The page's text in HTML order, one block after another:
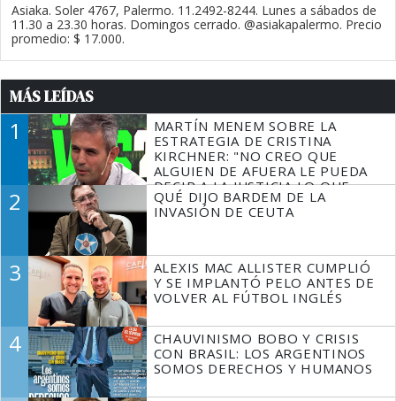
Asiaka. Soler 4767, Palermo. 11.2492-8244. Lunes a sábados de
11.30 a 23.30 horas. Domingos cerrado. @asiakapalermo. Precio
promedio: $ 17.000.
MÁS LEÍDAS
1
MARTÍN MENEM SOBRE LA
ESTRATEGIA DE CRISTINA
KIRCHNER: "NO CREO QUE
ALGUIEN DE AFUERA LE PUEDA
DECIR A LA JUSTICIA LO QUE
TIENE QUE HACER"
2
QUÉ DIJO BARDEM DE LA
INVASIÓN DE CEUTA
3
ALEXIS MAC ALLISTER CUMPLIÓ
Y SE IMPLANTÓ PELO ANTES DE
VOLVER AL FÚTBOL INGLÉS
4
CHAUVINISMO BOBO Y CRISIS
CON BRASIL: LOS ARGENTINOS
SOMOS DERECHOS Y HUMANOS